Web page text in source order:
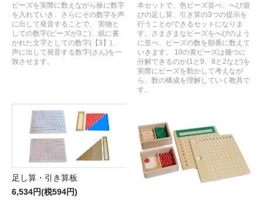
ビーズを実際に数えながら板に数字
を入れていき、さらにその数字を声
に出して発音することで、 実物と
しての数字(ビーズが3こ)、紙に書
かれた文字としての数字(【3】)、
声に出して発音する数字(さん)を一
致させます。
本セットで、色ビーズ並べ、へび遊
びの足し算、引き算の3つの提示を
行うことができるセットになりま
す。さまざまなビーズをへびのよう
に並べ、ビーズの数を順番に数えて
いきます。 10の黄ビーズは幾つに
分解できるのか(1と9、8と2など)を
実際にビーズを動かして考えなが
ら、数の構成を理解していく教具で
す。
足し算・引き算板
6,534円(税594円)